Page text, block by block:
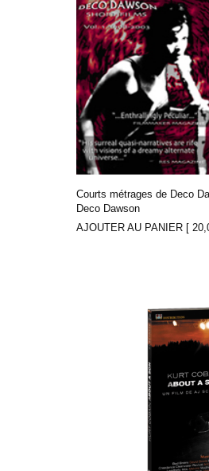
Courts métrages de Deco
Deco Dawson
AJOUTER AU PANIER [